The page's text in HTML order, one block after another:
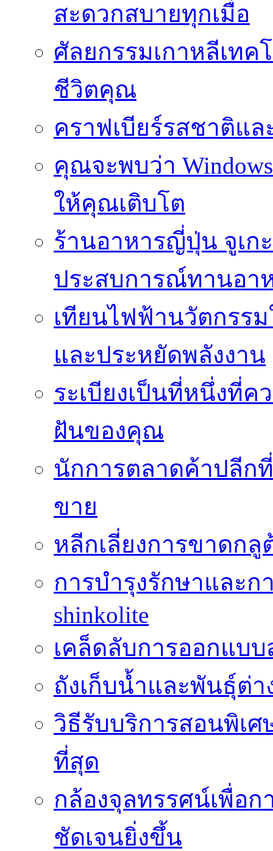
สะดวกสบายทุกเมื่อ
ศัลยกรรมเกาหลีเท
ชีวิตคุณ
คราฟเบียร์รสชาติแ
คุณจะพบว่า
ให้คุณเติบโต
ร้านอาหารญี่ปุ่น จูเก
ประสบการณ์ทานอา
เทียนไฟฟ้านวัตกรร
และประหยัดพลังงาน
ระเบียงเป็นที่หนึ่งที่ค
ฝันของคุณ
นักการตลาดค้าปลีก
ขาย
หลีกเลี่ยงการขาดก
การบำรุงรักษาและ
shinkolite
เคล็ดลับการออกแบ
ถังเก็บน้ำและพันธุ์ต่า
วิธีรับบริการสอนพิเ
ที่สุด
กล้องจุลทรรศน์เพื่อ
ชัดเจนยิ่งขึ้น